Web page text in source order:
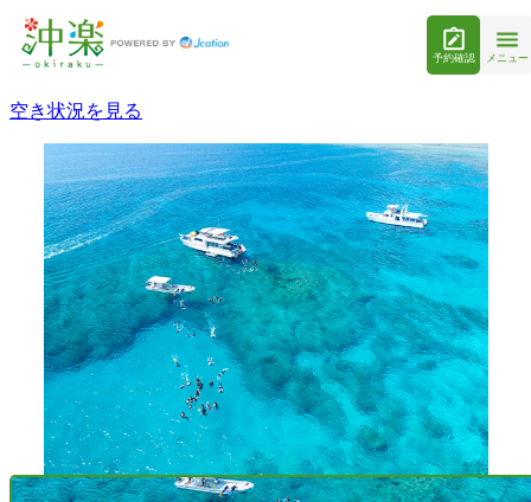
予約確認 メニュー
空き状況を見る